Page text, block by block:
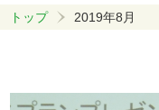
トップ 2019年8月